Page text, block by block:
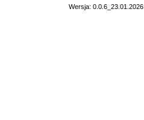
Wersja: 0.0.6_23.01.2026